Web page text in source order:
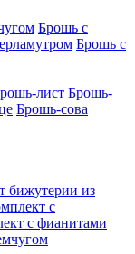
Брошь с
Брошь с
лист Брошь-
Брошь-сова
бижутерии из
с
с фианитами